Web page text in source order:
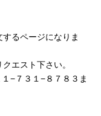
るページになりま
エスト下さい。
−７３１−８７８３ま